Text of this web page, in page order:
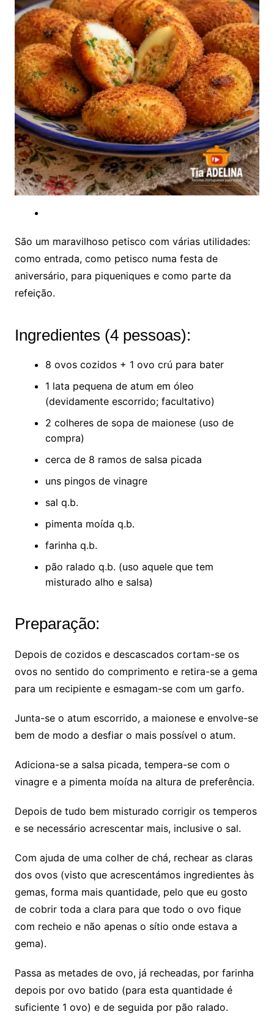
São um maravilhoso petisco com várias utilidades:
como entrada, como petisco numa festa de
aniversário, para piqueniques e como parte da
refeição.
Ingredientes (4 pessoas):
8 ovos cozidos + 1 ovo crú para bater
1 lata pequena de atum em óleo
(devidamente escorrido; facultativo)
2 colheres de sopa de maionese (uso de
compra)
cerca de 8 ramos de salsa picada
uns pingos de vinagre
sal q.b.
pimenta moída q.b.
farinha q.b.
pão ralado q.b. (uso aquele que tem
misturado alho e salsa)
Preparação:
Depois de cozidos e descascados cortam-se os
ovos no sentido do comprimento e retira-se a gema
para um recipiente e esmagam-se com um garfo.
Junta-se o atum escorrido, a maionese e envolve-se
bem de modo a desfiar o mais possível o atum.
Adiciona-se a salsa picada, tempera-se com o
vinagre e a pimenta moída na altura de preferência.
Depois de tudo bem misturado corrigir os temperos
e se necessário acrescentar mais, inclusive o sal.
Com ajuda de uma colher de chá, rechear as claras
dos ovos (visto que acrescentámos ingredientes às
gemas, forma mais quantidade, pelo que eu gosto
de cobrir toda a clara para que todo o ovo fique
com recheio e não apenas o sítio onde estava a
gema).
Passa as metades de ovo, já recheadas, por farinha
depois por ovo batido (para esta quantidade é
suficiente 1 ovo) e de seguida por pão ralado.